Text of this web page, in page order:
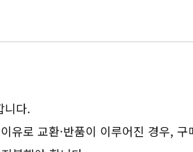
니다.
유로 교환·반품이 이루어진 경우,